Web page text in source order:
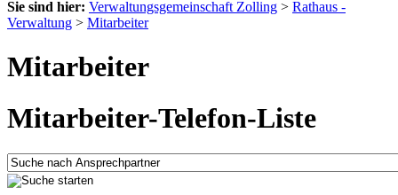
Sie sind hier: Verwaltungsgemeinschaft Zolling > Rathaus -
Verwaltung > Mitarbeiter
Mitarbeiter
Mitarbeiter-Telefon-Liste